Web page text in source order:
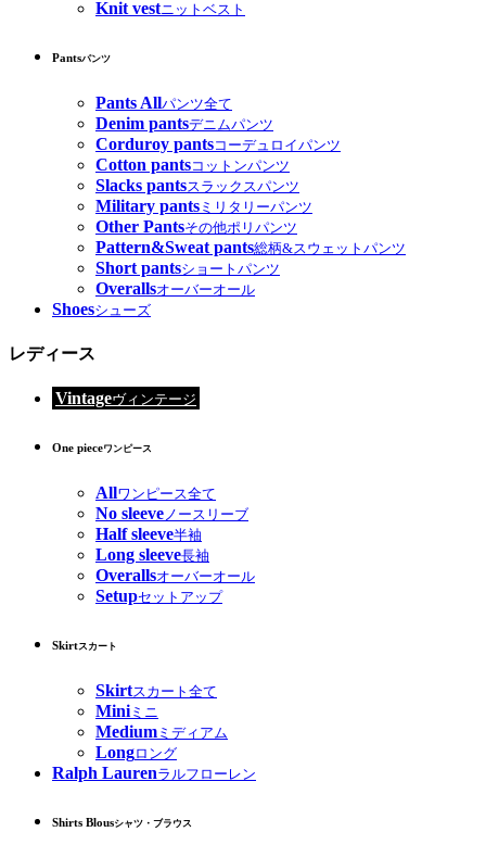
Knit vestニットベスト
Pantsパンツ
Pants Allパンツ全て
Denim pantsデニムパンツ
Corduroy pantsコーデュロイパンツ
Cotton pantsコットンパンツ
Slacks pantsスラックスパンツ
Military pants ミリタリーパンツ
Other Pantsその他ポリパンツ
Pattern&Sweat pants総柄&スウェットパンツ
Short pantsショートパンツ
Overallsオーバーオール
Shoesシューズ
レディース
Vintageヴィンテージ
One pieceワンピース
Allワンピース全て
No sleeveノースリーブ
Half sleeve半袖
Long sleeve長袖
Overallsオーバーオール
Setupセットアップ
Skirtスカート
Skirtスカート全て
Miniミニ
Medium ミディアム
Longロング
Ralph Laurenラルフローレン
Shirts Blousシャツ・ブラウス